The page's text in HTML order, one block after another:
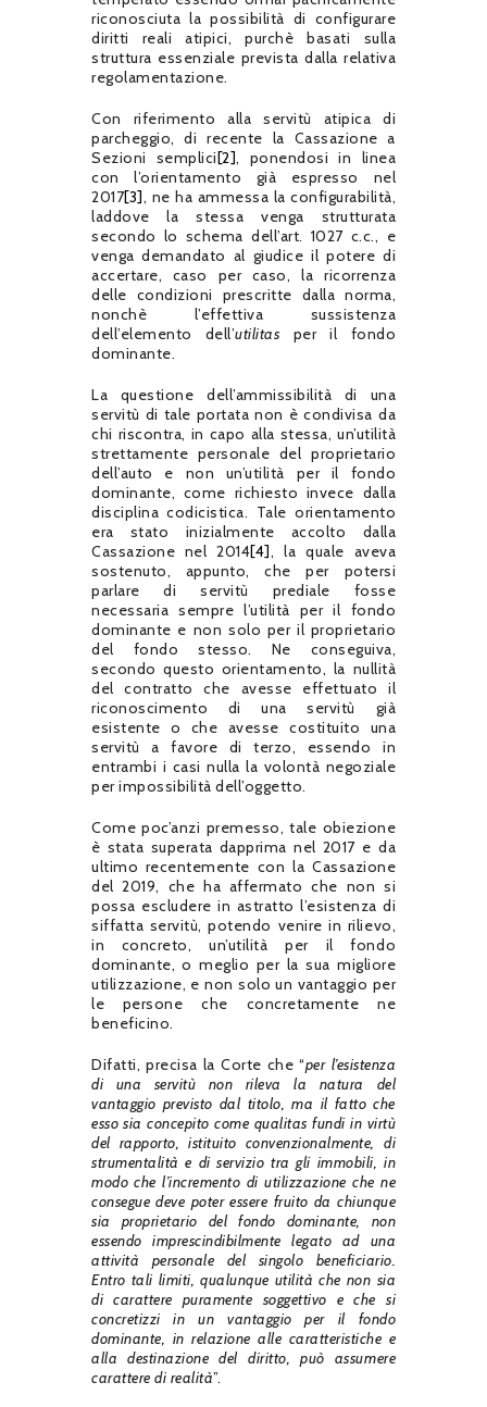
riconosciuta la possibilità di configurare
diritti reali atipici, purchè basati sulla
struttura essenziale prevista dalla relativa
regolamentazione.
Con riferimento alla servitù atipica di
parcheggio, di recente la Cassazione a
Sezioni semplici[2], ponendosi in linea
con l’orientamento già espresso nel
2017[3], ne ha ammessa la configurabilità,
laddove la stessa venga strutturata
secondo lo schema dell’art. 1027 c.c., e
venga demandato al giudice il potere di
accertare, caso per caso, la ricorrenza
delle condizioni prescritte dalla norma,
nonchè l’effettiva sussistenza
dell’elemento dell’utilitas per il fondo
dominante.
La questione dell’ammissibilità di una
servitù di tale portata non è condivisa da
chi riscontra, in capo alla stessa, un’utilità
strettamente personale del proprietario
dell’auto e non un’utilità per il fondo
dominante, come richiesto invece dalla
disciplina codicistica. Tale orientamento
era stato inizialmente accolto dalla
Cassazione nel 2014[4], la quale aveva
sostenuto, appunto, che per potersi
parlare di servitù prediale fosse
necessaria sempre l’utilità per il fondo
dominante e non solo per il proprietario
del fondo stesso. Ne conseguiva,
secondo questo orientamento, la nullità
del contratto che avesse effettuato il
riconoscimento di una servitù già
esistente o che avesse costituito una
servitù a favore di terzo, essendo in
entrambi i casi nulla la volontà negoziale
per impossibilità dell’oggetto.
Come poc’anzi premesso, tale obiezione
è stata superata dapprima nel 2017 e da
ultimo recentemente con la Cassazione
del 2019, che ha affermato che non si
possa escludere in astratto l’esistenza di
siffatta servitù, potendo venire in rilievo,
in concreto, un’utilità per il fondo
dominante, o meglio per la sua migliore
utilizzazione, e non solo un vantaggio per
le persone che concretamente ne
beneficino.
Difatti, precisa la Corte che “per l’esistenza
di una servitù non rileva la natura del
vantaggio previsto dal titolo, ma il fatto che
esso sia concepito come qualitas fundi in virtù
del rapporto, istituito convenzionalmente, di
strumentalità e di servizio tra gli immobili, in
modo che l’incremento di utilizzazione che ne
consegue deve poter essere fruito da chiunque
sia proprietario del fondo dominante, non
essendo imprescindibilmente legato ad una
attività personale del singolo beneficiario.
Entro tali limiti, qualunque utilità che non sia
di carattere puramente soggettivo e che si
concretizzi in un vantaggio per il fondo
dominante, in relazione alle caratteristiche e
alla destinazione del diritto, può assumere
carattere di realità”.